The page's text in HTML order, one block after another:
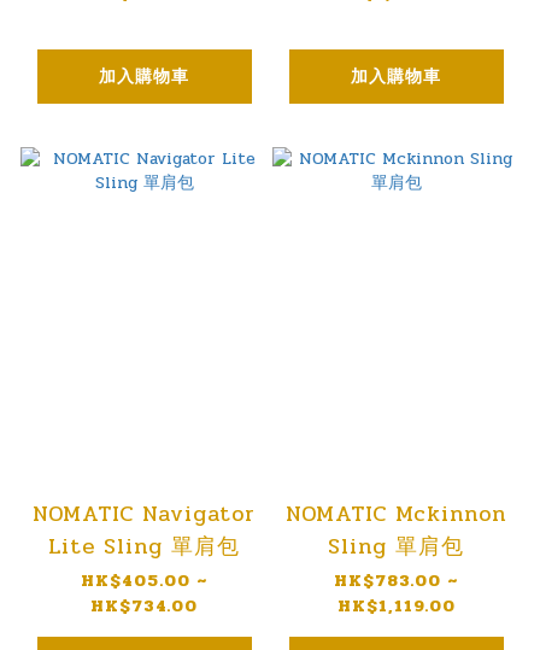
加入購物車 加入購物車
NOMATIC Navigator
Lite Sling 單肩包
HK$405.00 ~
HK$734.00
NOMATIC Mckinnon
Sling 單肩包
HK$783.00 ~
HK$1,119.00